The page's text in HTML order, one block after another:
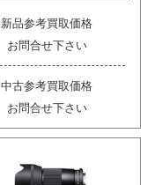
新品参考買取価格
お問合せ下さい
中古参考買取価格
お問合せ下さい